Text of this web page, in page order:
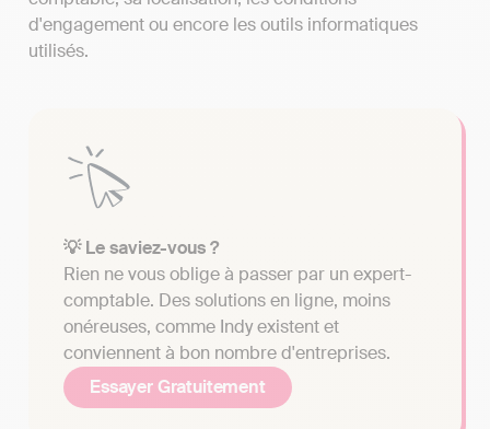
d'engagement ou encore les outils informatiques
utilisés.
💡 Le saviez-vous ?
Rien ne vous oblige à passer par un expert-
comptable. Des solutions en ligne, moins
onéreuses, comme Indy existent et
conviennent à bon nombre d'entreprises.
Essayer Gratuitement